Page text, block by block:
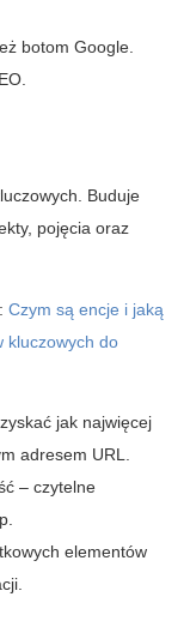
botom Google.
Buduje
pojęcia oraz
Czym są encje i jaką
kluczowych do
jak najwięcej
adresem URL.
– czytelne
elementów